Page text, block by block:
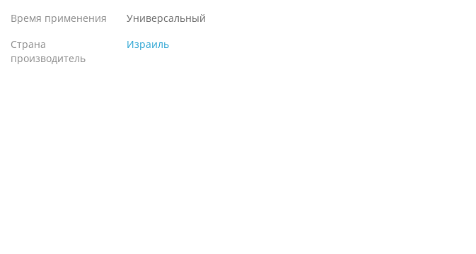
Время применения
Универсальный
Страна
производитель
Израиль